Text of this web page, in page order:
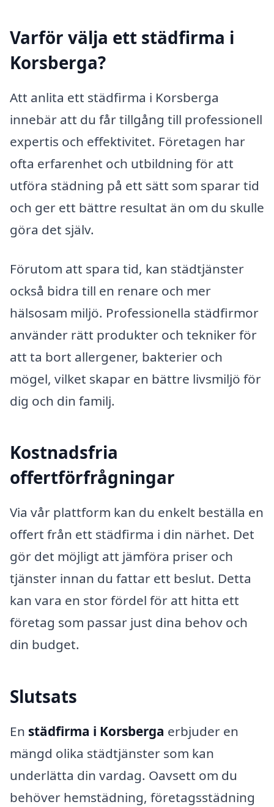
Varför välja ett städfirma i
Korsberga?
Att anlita ett städfirma i Korsberga
innebär att du får tillgång till professionell
expertis och effektivitet. Företagen har
ofta erfarenhet och utbildning för att
utföra städning på ett sätt som sparar tid
och ger ett bättre resultat än om du skulle
göra det själv.
Förutom att spara tid, kan städtjänster
också bidra till en renare och mer
hälsosam miljö. Professionella städfirmor
använder rätt produkter och tekniker för
att ta bort allergener, bakterier och
mögel, vilket skapar en bättre livsmiljö för
dig och din familj.
Kostnadsfria
offertförfrågningar
Via vår plattform kan du enkelt beställa en
offert från ett städfirma i din närhet. Det
gör det möjligt att jämföra priser och
tjänster innan du fattar ett beslut. Detta
kan vara en stor fördel för att hitta ett
företag som passar just dina behov och
din budget.
Slutsats
En städfirma i Korsberga erbjuder en
mängd olika städtjänster som kan
underlätta din vardag. Oavsett om du
behöver hemstädning, företagsstädning